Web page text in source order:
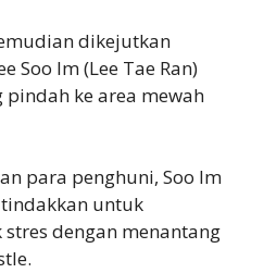
dikejutkan
Soo Im (Lee Tae Ran)
ke area mewah
para penghuni, Soo Im
untuk
dengan menantang